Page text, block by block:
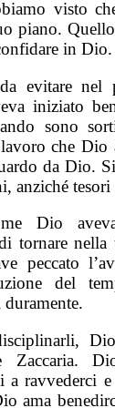
visto
piano.
in Dio.
da evitare
iniziato
sono
che Dio
da Dio.
anziché tesori
Dio
tornare nella
peccato
del
Zaccaria.
a ravvederci
ama